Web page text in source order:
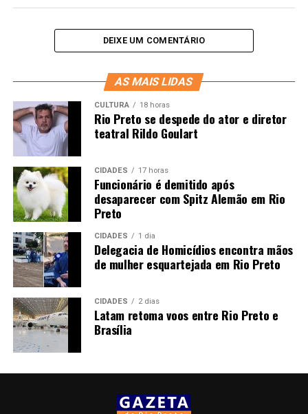
DEIXE UM COMENTÁRIO
AS MAIS LIDAS
CULTURA 18 horas
Rio Preto se despede do ator e diretor
teatral Rildo Goulart
CIDADES 17 horas
Funcionário é demitido após
desaparecer com Spitz Alemão em Rio
Preto
CIDADES 1 dia
Delegacia de Homicídios encontra mãos
de mulher esquartejada em Rio Preto
CIDADES 2 dias
Latam retoma voos entre Rio Preto e
Brasília